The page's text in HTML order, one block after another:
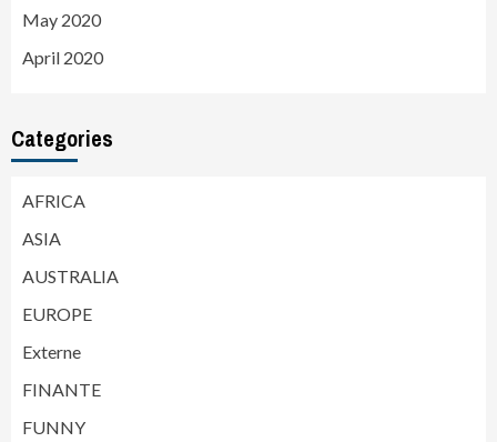
May 2020
April 2020
Categories
AFRICA
ASIA
AUSTRALIA
EUROPE
Externe
FINANTE
FUNNY